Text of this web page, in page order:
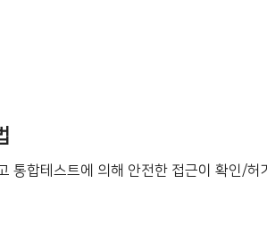
통합테스트에 의해 안전한 접근이 확인/